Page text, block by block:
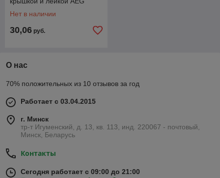
Нет в наличии
30,06 руб.
О нас
70% положительных из 10 отзывов за год
Работает с 03.04.2015
г. Минск
тр-т Игуменский, д. 13, кв. 113, инд. 220067 - почтовый,
Минск, Беларусь
Контакты
Сегодня работает с 09:00 до 21:00